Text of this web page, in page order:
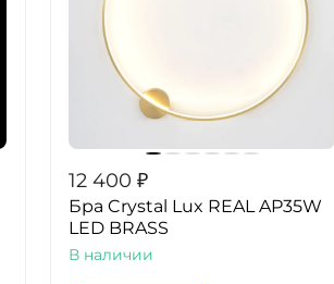
12 400 ₽
Бра Crystal Lux REAL AP35W
LED BRASS
В наличии